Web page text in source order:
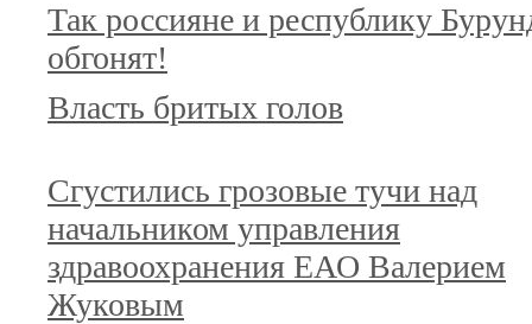
Так россияне и республику
обгонят!
Власть бритых голов
Сгустились грозовые тучи над
начальником управления
здравоохранения ЕАО Валерием
Жуковым